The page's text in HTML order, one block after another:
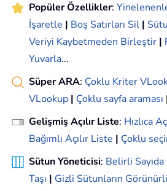
Popüler Özellikler:
İşaretle | Boş Satırları Sil |
Veriyi Kaybetmeden Birleştir |
Yuvarla...
Süper ARA: Çoklu Kriter
VLookup | Çoklu sayfa araması
Gelişmiş Açılır Liste: Hızlıca
Bağımlı Açılır Liste | Çoklu
Sütun Yöneticisi: Belirli
Taşı | Gizli Sütunların